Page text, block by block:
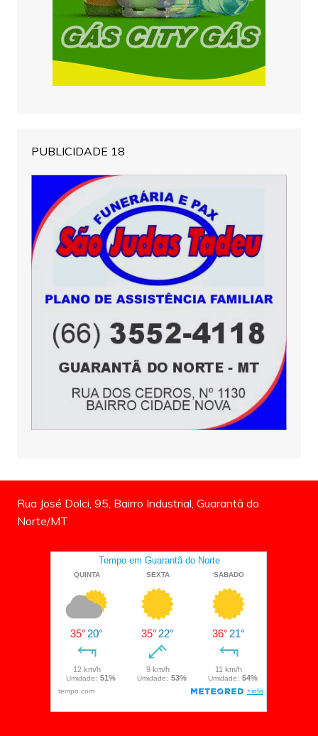
PUBLICIDADE 18
Rua José Dolci, 95, Bairro Industrial, Guarantã do
Norte/MT